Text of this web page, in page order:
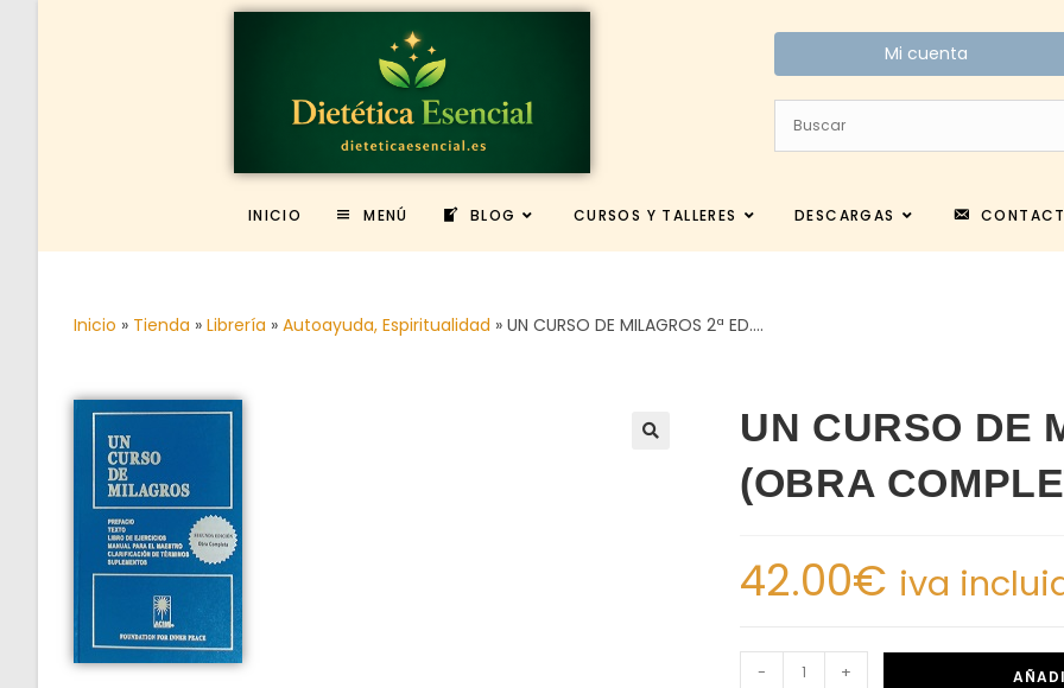
Mi cuenta
INICIO MENÚ BLOG CURSOS Y TALLERES DESCARGAS
Inicio » Tienda » Librería » Autoayuda, Espiritualidad » UN CURSO DE MILAGROS 2ª ED.…
UN CURSO DE
(OBRA
42.00€ iva
- +